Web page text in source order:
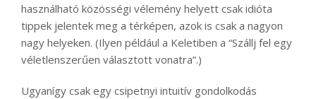
használható közösségi vélemény helyett csak idióta
tippek jelentek meg a térképen, azok is csak a nagyon
nagy helyeken. (Ilyen például a Keletiben a “Szállj fel egy
véletlenszerűen választott vonatra”.)
Ugyanígy csak egy csipetnyi intuitív gondolkodás